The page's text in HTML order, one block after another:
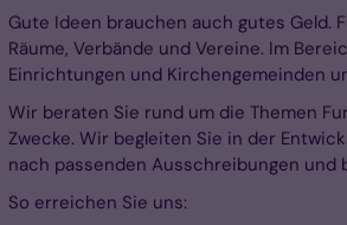
Gute Ideen brauchen auch gutes Geld.
Räume, Verbände und Vereine. Im
Einrichtungen und Kirchengemeinden
Wir beraten Sie rund um die Themen
Zwecke. Wir begleiten Sie in der
nach passenden Ausschreibungen
So erreichen Sie uns: